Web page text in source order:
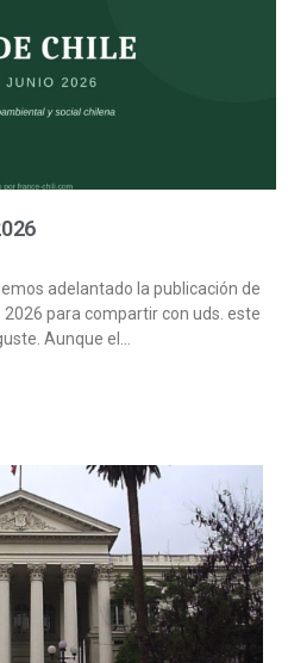
adelantado la publicación de
para compartir con uds. este
Aunque el…